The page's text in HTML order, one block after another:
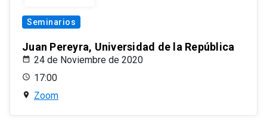
Seminarios
Juan Pereyra, Universidad de la República
24 de Noviembre de 2020
17:00
Zoom